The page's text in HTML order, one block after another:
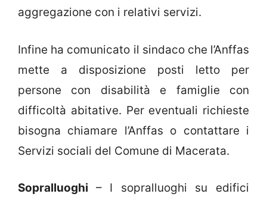
aggregazione con i relativi servizi.
Infine ha comunicato il sindaco che l’Anffas
mette a disposizione posti letto per
persone con disabilità e famiglie con
difficoltà abitative. Per eventuali richieste
bisogna chiamare l’Anffas o contattare i
Servizi sociali del Comune di Macerata.
Sopralluoghi – I sopralluoghi su edifici